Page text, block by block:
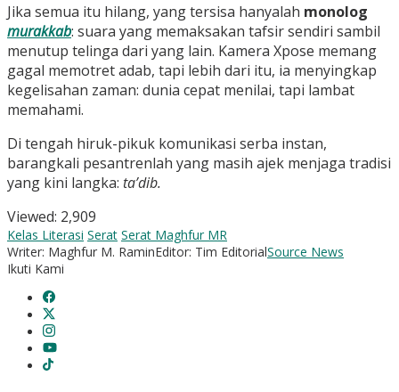
Jika semua itu hilang, yang tersisa hanyalah monolog
murakkab: suara yang memaksakan tafsir sendiri sambil
menutup telinga dari yang lain. Kamera Xpose memang
gagal memotret adab, tapi lebih dari itu, ia menyingkap
kegelisahan zaman: dunia cepat menilai, tapi lambat
memahami.
Di tengah hiruk-pikuk komunikasi serba instan,
barangkali pesantrenlah yang masih ajek menjaga tradisi
yang kini langka: ta’dib.
Viewed: 2,909
Kelas Literasi Serat Serat Maghfur MR
Writer: Maghfur M. RaminEditor: Tim EditorialSource News
Ikuti Kami